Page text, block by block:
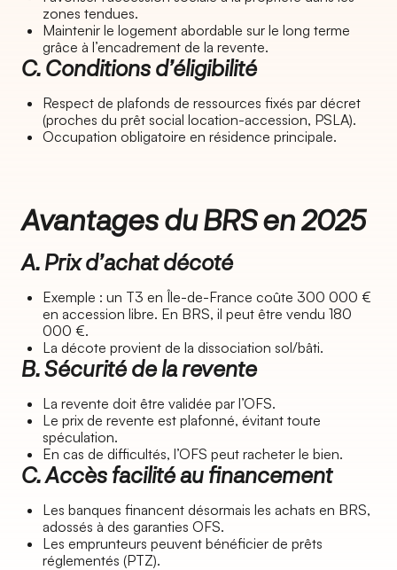
zones tendues.
Maintenir le logement abordable sur le long terme
grâce à l’encadrement de la revente.
C. Conditions d’éligibilité
Respect de plafonds de ressources fixés par décret
(proches du prêt social location-accession, PSLA).
Occupation obligatoire en résidence principale.
Avantages du BRS en 2025
A. Prix d’achat décoté
Exemple : un T3 en Île-de-France coûte 300 000 €
en accession libre. En BRS, il peut être vendu 180
000 €.
La décote provient de la dissociation sol/bâti.
B. Sécurité de la revente
La revente doit être validée par l’OFS.
Le prix de revente est plafonné, évitant toute
spéculation.
En cas de difficultés, l’OFS peut racheter le bien.
C. Accès facilité au financement
Les banques financent désormais les achats en BRS,
adossés à des garanties OFS.
Les emprunteurs peuvent bénéficier de prêts
réglementés (PTZ).